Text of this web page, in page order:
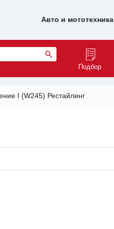
Авто и мототехника
Подбор
I (W245) Рестайлинг